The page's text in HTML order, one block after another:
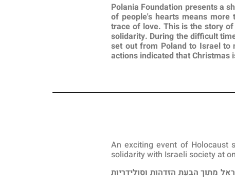
Polania Foundation presents a
of people's hearts means
trace of love. This is the story
solidarity. During the difficult
set out from Poland to Israel
actions indicated that
An exciting event of Holocaust
solidarity with Israeli society at
מתוך הבעת הזדהות וסולידריות